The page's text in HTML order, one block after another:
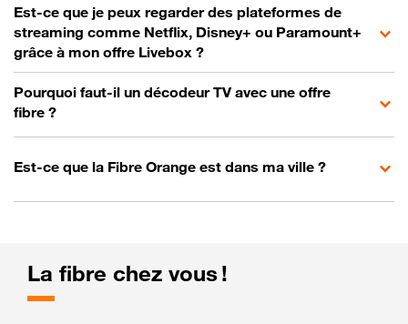
Est-ce que je peux regarder des plateformes de
streaming comme Netflix, Disney+ ou Paramount+
grâce à mon offre Livebox ?
Pourquoi faut-il un décodeur TV avec une offre
fibre ?
Est-ce que la Fibre Orange est dans ma ville ?
La fibre chez vous !